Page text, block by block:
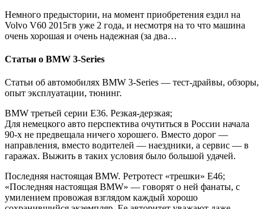
Немного предыстории, на момент приобретения ездил на
Volvo V60 2015гв уже 2 года, и несмотря на то что машина
очень хорошая и очень надежная (за два…
Статьи о BMW 3-Series
Статьи об автомобилях BMW 3-Series — тест-драйвы, обзоры,
опыт эксплуатации, тюнинг.
BMW третьей серии E36. Резкая-дерзкая;
Для немецкого авто перспектива очутиться в России начала
90-х не предвещала ничего хорошего. Вместо дорог —
направления, вместо водителей — наездники, а сервис — в
гаражах. Выжить в таких условия было большой удачей.
Последняя настоящая BMW. Ретротест «трешки» Е46;
«Последняя настоящая BMW» — говорят о ней фанаты, с
умилением провожая взглядом каждый хорошо